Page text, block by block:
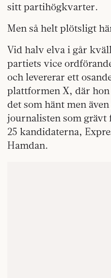
sitt partihögkvarter.
Men så helt plötsligt
Vid halv elva i går
partiets vice
och levererar ett
plattformen X, där
det som hänt men
journalisten som grävt
25 kandidaterna,
Hamdan.